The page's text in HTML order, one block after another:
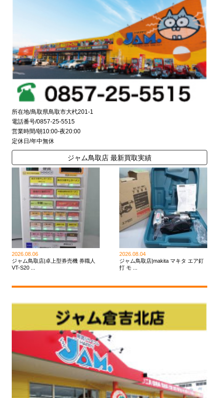
所在地/鳥取県鳥取市大杙201-1
電話番号/0857-25-5515
営業時間/朝10:00-夜20:00
定休日/年中無休
ジャム鳥取店 最新買取実績
2026.08.06
ジャム鳥取店|卓上型券売機 券職人
VT-S20 ...
2026.08.04
ジャム鳥取店|makita マキタ エア釘
打 モ ...